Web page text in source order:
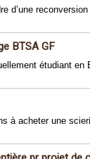
d’une
BTSA GF
étudiant en
à acheter une